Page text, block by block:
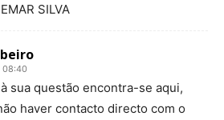
SILVA
08:40
sua questão encontra-se aqui,
haver contacto directo com o